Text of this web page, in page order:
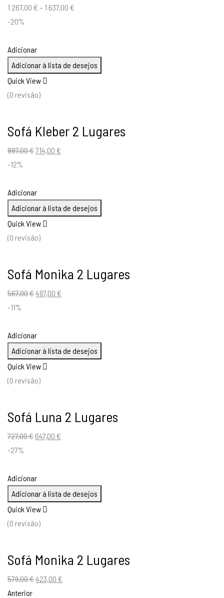
1 267,00 € – 1 637,00 €
-20%
Adicionar
Adicionar à lista de desejos
Quick View
(0 revisão)
Sofá Kleber 2 Lugares
887,00€O
era:
887,00 €.
714,00 €
714,00 €.
-12%
Adicionar
Adicionar à lista de desejos
Quick View
(0 revisão)
Sofá Monika 2 Lugares
567,00€O
era:
567,00 €.
497,00 €
497,00 €.
-11%
Adicionar
Adicionar à lista de desejos
Quick View
(0 revisão)
Sofá Luna 2 Lugares
727,00€ O
era:
727,00 €.
647,00 €
647,00 €.
-27%
Adicionar
Adicionar à lista de desejos
Quick View
(0 revisão)
Sofá Monika 2 Lugares
579,00€O
423,00 €
Anterior